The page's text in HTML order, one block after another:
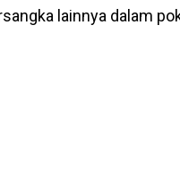
lainnya dalam